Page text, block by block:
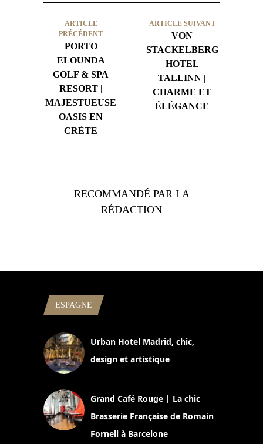
ARTICLE
PRÉCÉDENT
PORTO
ELOUNDA
GOLF & SPA
RESORT |
MAJESTUEUSE
OASIS EN
CRÈTE
ARTICLE SUIVANT
VON
STACKELBERG
HOTEL
TALLINN |
CHARME ET
ÉLÉGANCE
RECOMMANDÉ PAR LA
RÉDACTION
ESPAGNE
Urban Hotel Madrid, chic,
design et artistique
Grand Café Rouge | La chic
Brasserie Française de Romain
Fornell à Barcelone